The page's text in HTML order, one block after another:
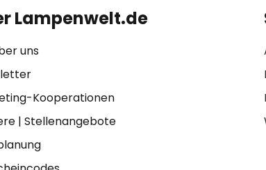
Lampenwelt.de
uns
Kooperationen
| Stellenangebote